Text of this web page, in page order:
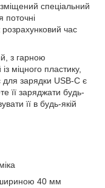
спеціальний
поточні
час
з гарною
міцного пластику,
зарядки USB-C є
її заряджати будь-
її в будь-якій
40 мм